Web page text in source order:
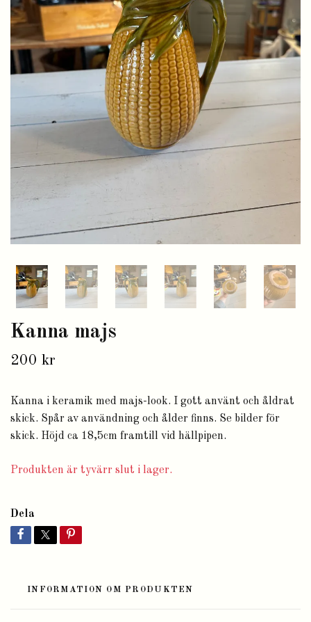
Kanna majs
200 kr
Kanna i keramik med majs-look. I gott använt och åldrat
skick. Spår av användning och ålder finns. Se bilder för
skick. Höjd ca 18,5cm framtill vid hällpipen.
Produkten är tyvärr slut i lager.
Dela
INFORMATION OM PRODUKTEN